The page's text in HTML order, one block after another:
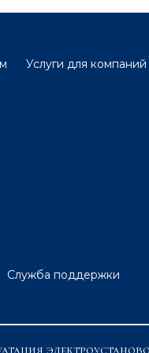
Услуги для компаний
Служба поддержки